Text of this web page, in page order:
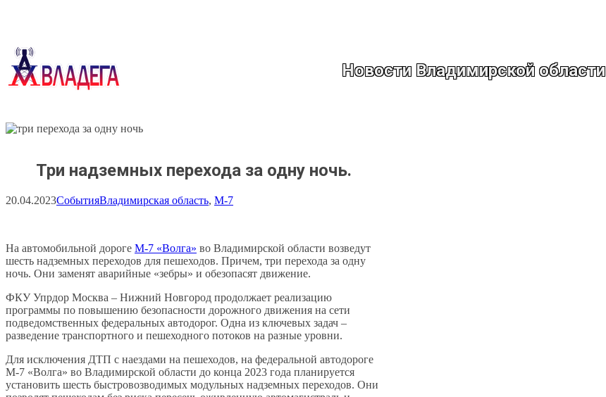
Новости Владимирской области
Три надземных перехода за одну ночь.
20.04.2023СобытияВладимирская область, М-7
На автомобильной дороге М-7 «Волга» во Владимирской области возведут
шесть надземных переходов для пешеходов. Причем, три перехода за одну
ночь. Они заменят аварийные «зебры» и обезопасят движение.
ФКУ Упрдор Москва – Нижний Новгород продолжает реализацию
программы по повышению безопасности дорожного движения на сети
подведомственных федеральных автодорог. Одна из ключевых задач –
разведение транспортного и пешеходного потоков на разные уровни.
Для исключения ДТП с наездами на пешеходов, на федеральной автодороге
М-7 «Волга» во Владимирской области до конца 2023 года планируется
установить шесть быстровозводимых модульных надземных переходов. Они